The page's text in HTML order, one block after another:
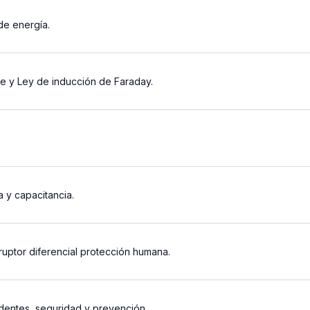
energía.
y Ley de inducción de Faraday.
y capacitancia.
diferencial protección humana.